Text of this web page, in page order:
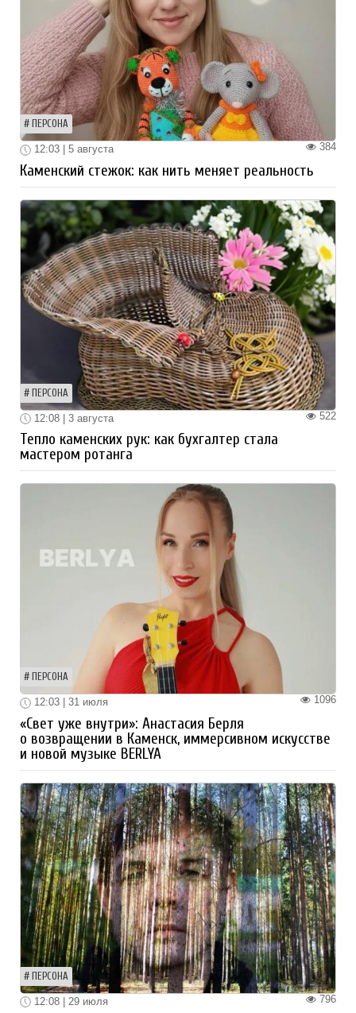
ПЕРСОНА
384
12:03 | 5 августа
Каменский стежок: как нить меняет реальность
ПЕРСОНА
522
12:08 | 3 августа
Тепло каменских рук: как бухгалтер стала
мастером ротанга
ПЕРСОНА
1096
12:03 | 31 июля
«Свет уже внутри»: Анастасия Берля
о возвращении в Каменск, иммерсивном искусстве
и новой музыке BERLYA
ПЕРСОНА
796
12:08 | 29 июля